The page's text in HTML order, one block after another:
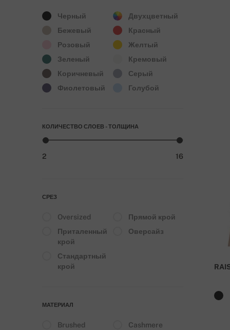
Черный
Двухцветный
Бежевый
Красный
Розовый
Желтый
Зеленый
Кремовый
Коричневый
Серый
Фиолетовый
Голубой
КОЛИЧЕСТВО СЛОЕВ - ТОЛЩИНА
2 16
СРЕЗ
Oversized
Прямой крой
Приталенный
крой
Оверсайз
Стандартный
крой
МАТЕРИАЛ
Brushed
Cashmere